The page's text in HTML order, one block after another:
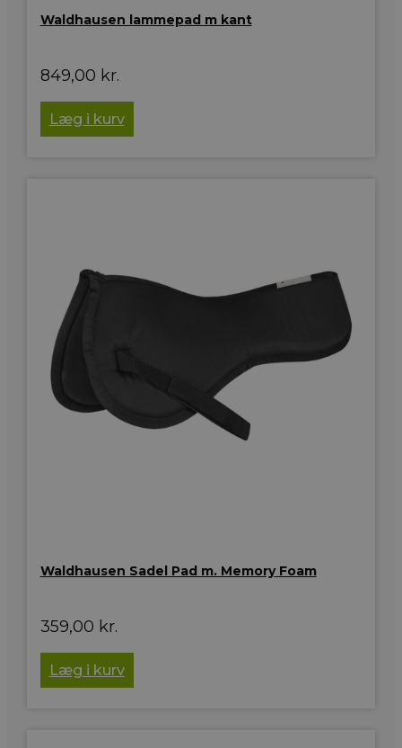
Waldhausen lammepad m kant
849,00 kr.
Læg i kurv
Waldhausen Sadel Pad m. Memory Foam
359,00 kr.
Læg i kurv